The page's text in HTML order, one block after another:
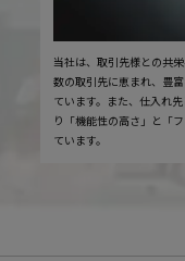
当社は、取引先様との共
数の取引先に恵まれ、豊
ています。また、仕入れ
り「機能性の高さ」と「
ています。